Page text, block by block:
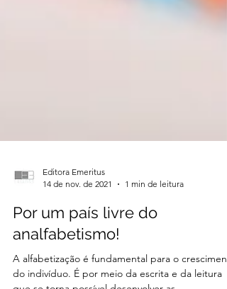
Editora Emeritus
14 de nov. de 2021
Por um país livre do
analfabetismo!